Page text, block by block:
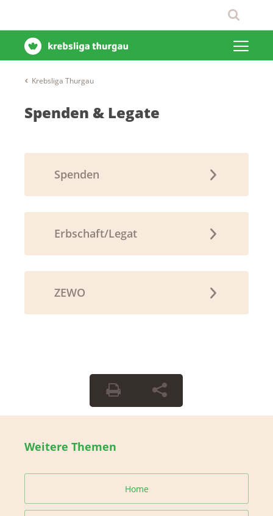
Krebsliga Thurgau
Spenden & Legate
Spenden
Erbschaft/Legat
ZEWO
Weitere Themen
Home